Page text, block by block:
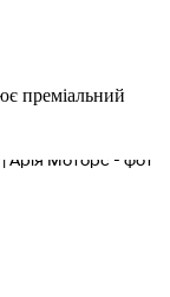
преміальний